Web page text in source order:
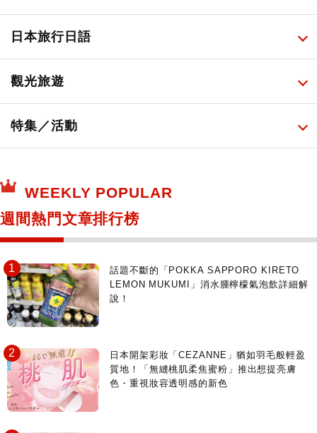
必吃的日式早餐
日本酒達人
廚房家電
伴手禮排行榜
免稅商店
所有
百圓商店
日常用藥
日本旅行日語
所有
觀光旅遊
所有
特集／活動
東京百貨店～TOKYO Depart～
WEEKLY POPULAR
週間熱門文章排行榜
話題不斷的「POKKA SAPPORO KIRETO
LEMON MUKUMI」消水腫檸檬氣泡飲詳細解
說！
日本開架彩妝「CEZANNE」猶如羽毛般輕盈
質地！「無縫桃肌柔焦蜜粉」推出想提亮膚
色・重視妝容透明感的新色